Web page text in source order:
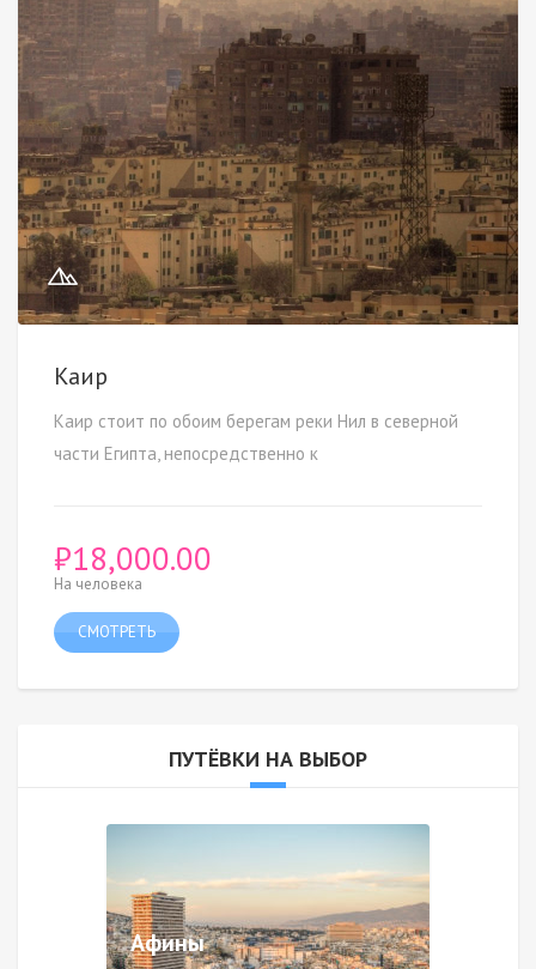
Каир
Каир стоит по обоим берегам реки Нил в северной
части Египта, непосредственно к
₽18,000.00
На человека
СМОТРЕТЬ
ПУТЁВКИ НА ВЫБОР
Афины